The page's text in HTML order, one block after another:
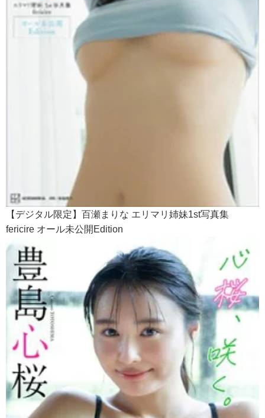
【デジタル限定】百瀬まりな エリマリ姉妹1st写真集
fericire オール未公開Edition